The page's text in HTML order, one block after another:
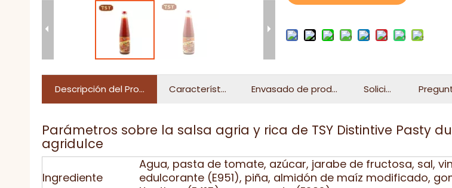
Descripción del Producto Características Envasado de productos Solicitud
Parámetros sobre la salsa agria y rica de TSY Distintive Pasty
agridulce
Ingrediente
Agua, pasta de tomate, azúcar, jarabe de fructosa, sal,
edulcorante (E951), piña, almidón de maíz modificado,